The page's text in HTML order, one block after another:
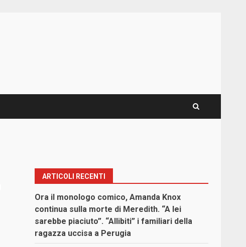
ARTICOLI RECENTI
Ora il monologo comico, Amanda Knox
continua sulla morte di Meredith. “A lei
sarebbe piaciuto”. “Allibiti” i familiari della
ragazza uccisa a Perugia